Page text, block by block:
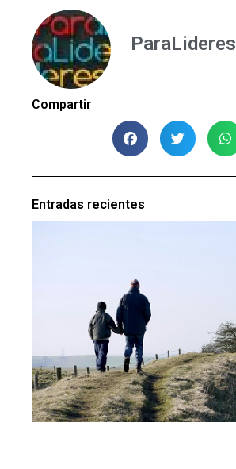
ParaLideres
Compartir
Entradas recientes